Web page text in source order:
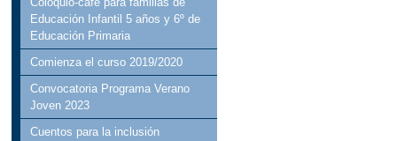
Educación Infantil 5 años y 6º de
Educación Primaria
Comienza el curso 2019/2020
Convocatoria Programa Verano
Joven 2023
Cuentos para la inclusión